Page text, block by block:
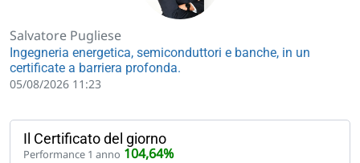
Salvatore Pugliese
Ingegneria energetica, semiconduttori e banche, in un
certificate a barriera profonda.
05/08/2026 11:23
Il Certificato del giorno
Performance 1 anno 104,64%